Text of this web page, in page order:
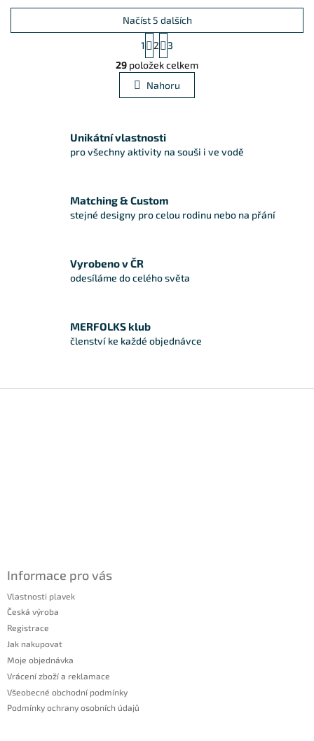
Ovládací prvky výpisu
Načíst 5 dalších
Stránkování
1 2
3
29 položek celkem
Nahoru
Unikátní vlastnosti
pro všechny aktivity na souši i ve vodě
Matching & Custom
stejné designy pro celou rodinu nebo na přání
Vyrobeno v ČR
odesíláme do celého světa
MERFOLKS klub
členství ke každé objednávce
Informace pro vás
Vlastnosti plavek
Česká výroba
Registrace
Jak nakupovat
Moje objednávka
Vrácení zboží a reklamace
Všeobecné obchodní podmínky
Podmínky ochrany osobních údajů